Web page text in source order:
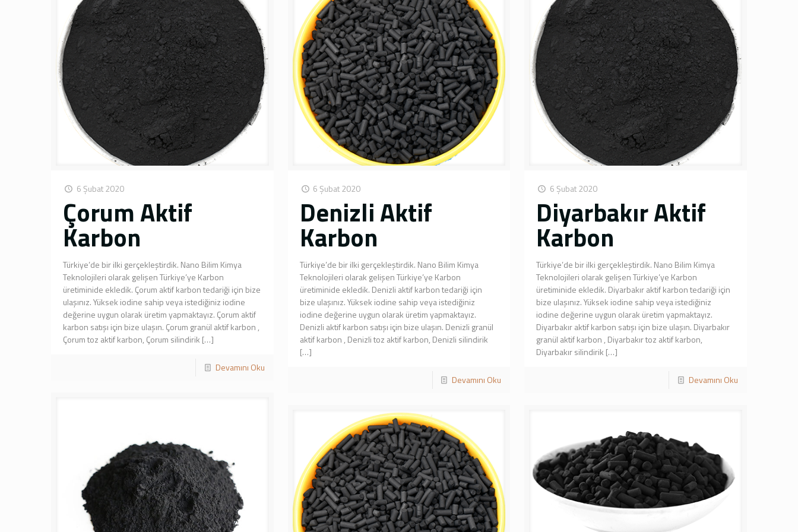
6 Şubat 2020
Çorum Aktif
Karbon
Türkiye’de bir ilki gerçekleştirdik. Nano Bilim Kimya
Teknolojileri olarak gelişen Türkiye’ye Karbon
üretiminide ekledik. Çorum aktif karbon tedariği için bize
ulaşınız. Yüksek iodine sahip veya istediğiniz iodine
değerine uygun olarak üretim yapmaktayız. Çorum aktif
karbon satışı için bize ulaşın. Çorum granül aktif karbon ,
Çorum toz aktif karbon, Çorum silindirik […]
Devamını Oku
6 Şubat 2020
Denizli Aktif
Karbon
Türkiye’de bir ilki gerçekleştirdik. Nano Bilim Kimya
Teknolojileri olarak gelişen Türkiye’ye Karbon
üretiminide ekledik. Denizli aktif karbon tedariği için
bize ulaşınız. Yüksek iodine sahip veya istediğiniz
iodine değerine uygun olarak üretim yapmaktayız.
Denizli aktif karbon satışı için bize ulaşın. Denizli granül
aktif karbon , Denizli toz aktif karbon, Denizli silindirik
[…]
Devamını Oku
6 Şubat 2020
Diyarbakır Aktif
Karbon
Türkiye’de bir ilki gerçekleştirdik. Nano Bilim Kimya
Teknolojileri olarak gelişen Türkiye’ye Karbon
üretiminide ekledik. Diyarbakır aktif karbon tedariği için
bize ulaşınız. Yüksek iodine sahip veya istediğiniz
iodine değerine uygun olarak üretim yapmaktayız.
Diyarbakır aktif karbon satışı için bize ulaşın. Diyarbakır
granül aktif karbon , Diyarbakır toz aktif karbon,
Diyarbakır silindirik […]
Devamını Oku